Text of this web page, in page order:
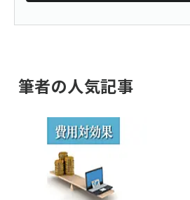
筆者の人気記事